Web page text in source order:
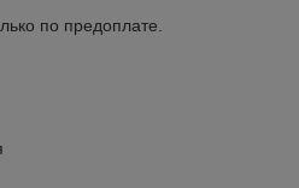
по предоплате.